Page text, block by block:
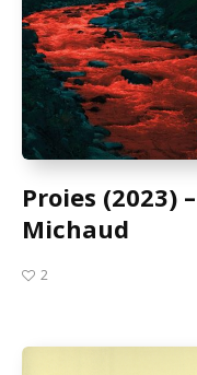
Proies (2023)
Michaud
2